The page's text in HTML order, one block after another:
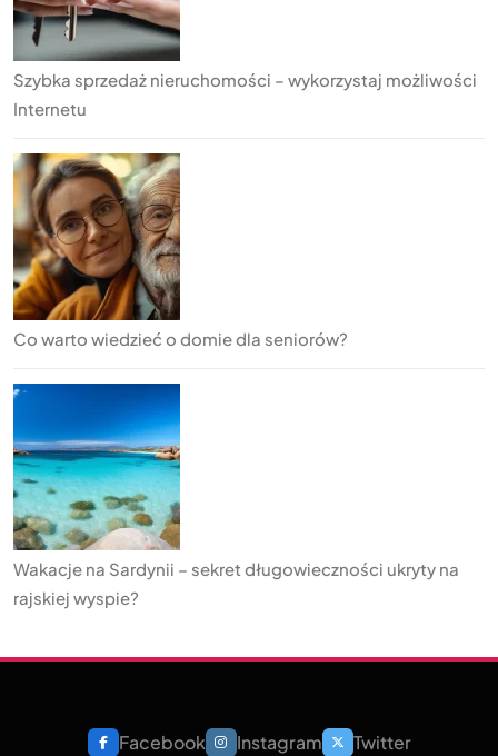
Szybka sprzedaż nieruchomości – wykorzystaj możliwości
Internetu
Co warto wiedzieć o domie dla seniorów?
Wakacje na Sardynii – sekret długowieczności ukryty na
rajskiej wyspie?
Facebook Instagram Twitter